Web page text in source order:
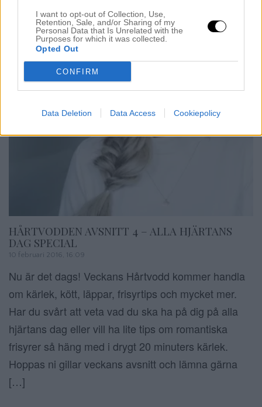
I want to opt-out of Collection, Use,
Retention, Sale, and/or Sharing of my
Personal Data that Is Unrelated with the
Purposes for which it was collected.
Opted Out
CONFIRM
Data Deletion Data Access Cookiepolicy
man får håret att växa starkare och bli längre. Vi
talar även om självförtroende, självkänsla och vad
som gör att vi känner oss vackra. Sen […]
HÅRTVODDEN AVSNITT 4 – ALLA HJÄRTANS
DAG SPECIAL
10 februari 2016, 16:09
Nu är det dags! Veckans Hårtvodd kommer handla
om kärlek, kött, läppar, frisyrtips och mycket mer.
Har du svårt att veta vad du ska ha på dig på alla
hjärtans dag eller vill ha lite tips om romantiska
frisyrer så häng med i drygt 20 minuters kärlek.
Hoppas ni gillar veckans avsnitt och lämna gärna
[…]